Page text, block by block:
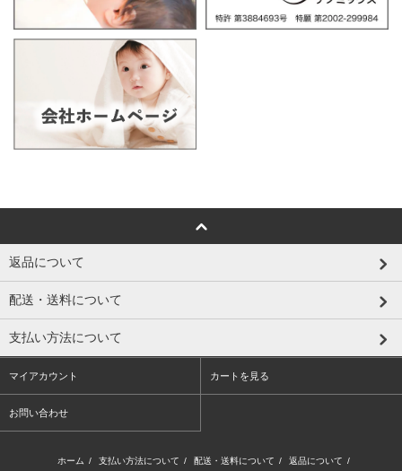
返品について
配送・送料について
支払い方法について
マイアカウント カートを見る
お問い合わせ
ホーム / 支払い方法について / 配送・送料について / 返品について /